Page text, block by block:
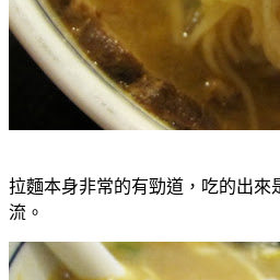
拉麵本身非常的有勁道，吃的出來
流。